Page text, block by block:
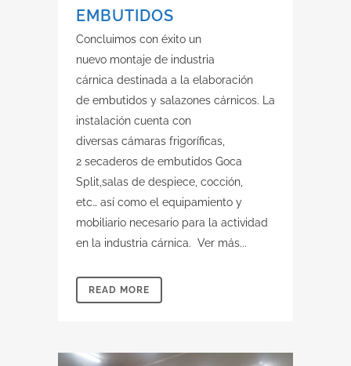
EMBUTIDOS
Concluimos con éxito un
nuevo montaje de industria
cárnica destinada a la elaboración
de embutidos y salazones cárnicos. La
instalación cuenta con
diversas cámaras frigoríficas,
2 secaderos de embutidos Goca
Split,salas de despiece, cocción,
etc… así como el equipamiento y
mobiliario necesario para la actividad
en la industria cárnica. Ver más...
READ MORE